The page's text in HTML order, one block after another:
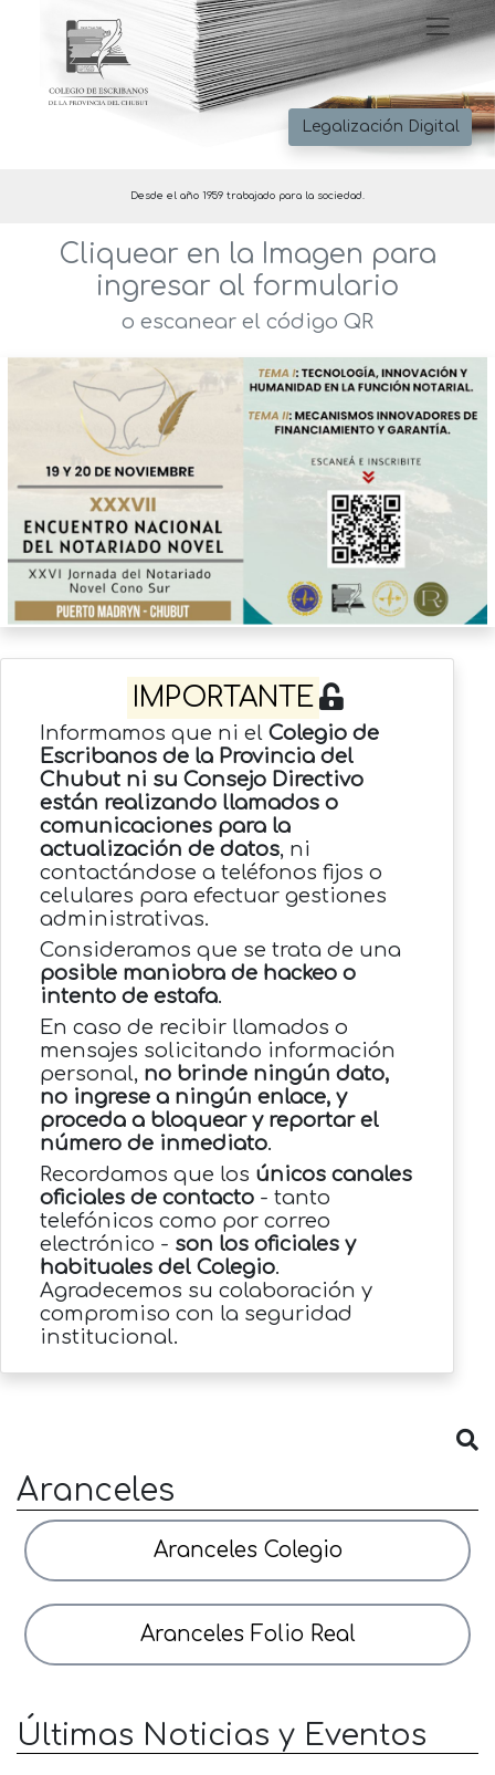
Legalización Digital
Desde el año 1959 trabajado para la sociedad.
Cliquear en la Imagen para
ingresar al formulario
o escanear el código QR
IMPORTANTE
Informamos que ni el Colegio de
Escribanos de la Provincia del
Chubut ni su Consejo Directivo
están realizando llamados o
comunicaciones para la
actualización de datos, ni
contactándose a teléfonos fijos o
celulares para efectuar gestiones
administrativas.
Consideramos que se trata de una
posible maniobra de hackeo o
intento de estafa.
En caso de recibir llamados o
mensajes solicitando información
personal, no brinde ningún dato,
no ingrese a ningún enlace, y
proceda a bloquear y reportar el
número de inmediato.
Recordamos que los únicos canales
oficiales de contacto - tanto
telefónicos como por correo
electrónico - son los oficiales y
habituales del Colegio.
Agradecemos su colaboración y
compromiso con la seguridad
institucional.
Aranceles
Aranceles Colegio
Aranceles Folio Real
Últimas Noticias y Eventos